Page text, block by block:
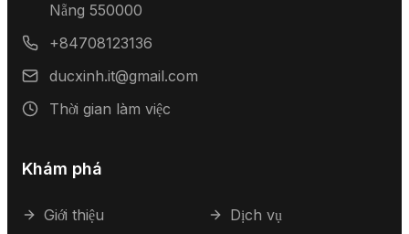
Nẵng 550000
+84708123136
ducxinh.it@gmail.com
Thời gian làm việc
Khám phá
Giới thiệu
Dịch vụ